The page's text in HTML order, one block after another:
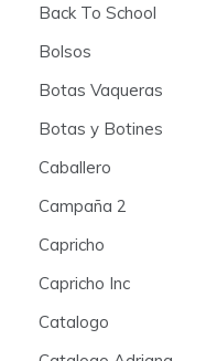
Back To School
Bolsos
Botas Vaqueras
Botas y Botines
Caballero
Campaña 2
Capricho
Capricho Inc
Catalogo